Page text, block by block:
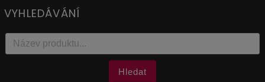
VYHLEDÁVÁNÍ
Hledat